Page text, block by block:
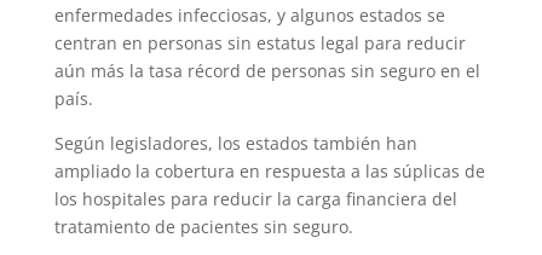
enfermedades infecciosas, y algunos estados se
centran en personas sin estatus legal para reducir
aún más la tasa récord de personas sin seguro en el
país.
Según legisladores, los estados también han
ampliado la cobertura en respuesta a las súplicas de
los hospitales para reducir la carga financiera del
tratamiento de pacientes sin seguro.